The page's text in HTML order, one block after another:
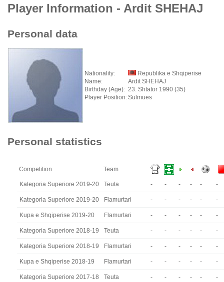
Player Information - Ardit SHEHAJ
Personal data
Nationality:
Republika e Shqiperise
Name:
Ardit SHEHAJ
Birthday (Age): 23. Shtator 1990 (35)
Player Position:Sulmues
Personal statistics
Competition Team
Kategoria Superiore 2019-20 Teuta - - - - - -
Kategoria Superiore 2019-20 Flamurtari - - - - - -
Kupa e Shqiperise 2019-20 Flamurtari - - - - - -
Kategoria Superiore 2018-19 Teuta - - - - - -
Kategoria Superiore 2018-19 Flamurtari - - - - - -
Kupa e Shqiperise 2018-19 Flamurtari - - - - - -
Kategoria Superiore 2017-18 Teuta - - - - - -